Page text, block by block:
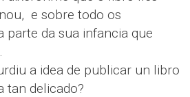
e sobre todo os
da sua infancia que
a idea de publicar un libro
tan delicado?